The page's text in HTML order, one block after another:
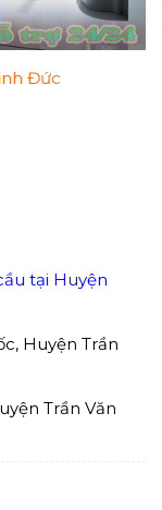
Đức
tại Huyện
Huyện Trần
Trần Văn